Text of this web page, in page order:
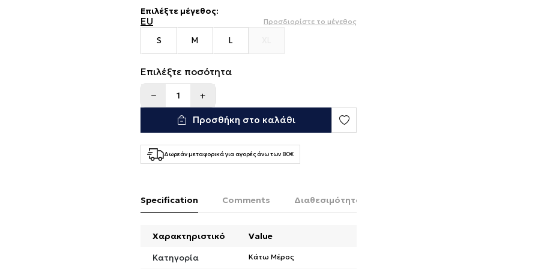
Επιλέξτε μέγεθος:
EU Προσδιορίστε το μέγεθος
S M L
Επιλέξτε ποσότητα
Προσθήκη στο καλάθι
Δωρεάν μεταφορικά για αγορές άνω των 80€
Specification Comments Διαθεσιμότητα στο κατάστημα
Χαρακτηριστικό
Value
Κατηγορία
Κάτω Μέρος